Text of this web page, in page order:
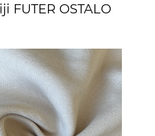
FUTER OSTALO